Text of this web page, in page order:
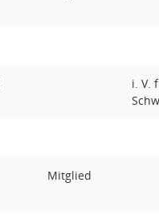
i. V.
Mitglied